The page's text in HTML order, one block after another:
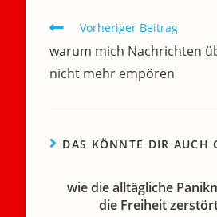
b
o
o
dI
n
Weitere
ansehen
Vorheriger Beitrag
warum mich Nachrichten
nicht mehr empören
DAS KÖNNTE DIR AUCH
wie die alltägliche
die Freiheit